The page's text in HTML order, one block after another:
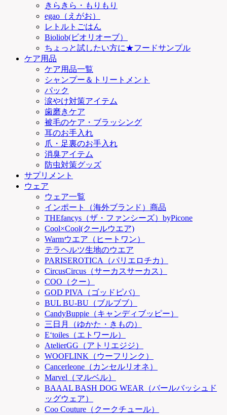
きらきら・もりもり
egao（えがお）
レトルトごはん
Bioliob(ビオリオーブ）
ちょっと試したい方に★フードサンプル
ケア用品
ケア用品一覧
シャンプー＆トリートメント
パック
涙やけ対策アイテム
歯磨きケア
被毛のケア・ブラッシング
耳のお手入れ
爪・足裏のお手入れ
消臭アイテム
防虫対策グッズ
サプリメント
ウェア
ウェア一覧
インポート（海外ブランド）商品
THEfancys（ザ・ファンシーズ）byPicone
Cool×Cool(クールウエア)
Warmウエア（ヒートワン）
テラヘルツ生地のウエア
PARISEROTICA（パリエロチカ）
CircusCircus（サーカスサーカス）
COO（クー）
GOD PIVA（ゴッドピバ）
BUL BU-BU（ブルブブ）
CandyBuppie（キャンディブッピー）
三日月（ゆかた・きもの）
E‘toiles（エトワール）
AtelierGG（アトリエジジ）
WOOFLINK（ウーフリンク）
Cancerleone（カンセルリオネ）
Marvel（マルベル）
BAAAL BASH DOG WEAR（バールバッシュド
ッグウェア）
Coo Couture（クークチュール）